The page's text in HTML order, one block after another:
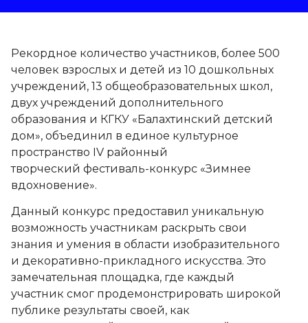
Рекордное количество участников, более 500
человек взрослых и детей из 10 дошкольных
учреждений, 13 общеобразовательных школ,
двух учреждений дополнительного
образования и КГКУ «Балахтинский детский
дом», объединил в единое культурное
пространство IV районный
творческий фестиваль-конкурс «Зимнее
вдохновение».
Данный конкурс предоставил уникальную
возможность участникам раскрыть свои
знания и умения в области изобразительного
и декоративно-прикладного искусства. Это
замечательная площадка, где каждый
участник смог продемонстрировать широкой
публике результаты своей, как